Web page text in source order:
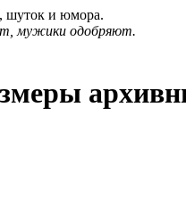
шуток и юмора.
мужики одобряют.